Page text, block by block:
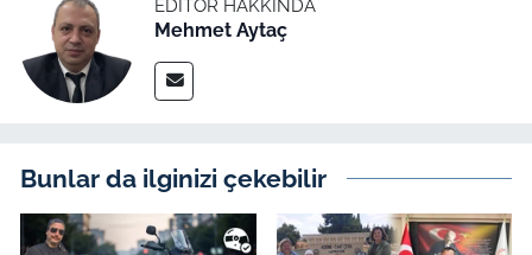
EDITÖR HAKKINDA
Mehmet Aytaç
Bunlar da ilginizi çekebilir
Flaş Haber
Dış Haberler
İş Dünyası